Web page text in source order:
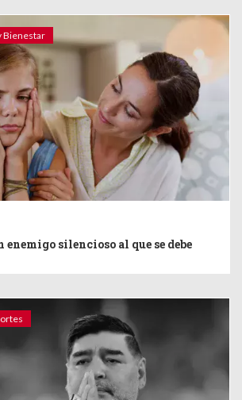
Bienestar
enemigo silencioso al que se debe